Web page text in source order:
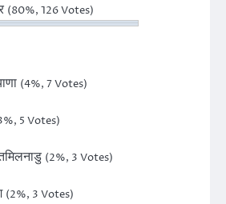
(80%, 126 Votes)
(4%, 7 Votes)
5 Votes)
(2%, 3 Votes)
(2%, 3 Votes)